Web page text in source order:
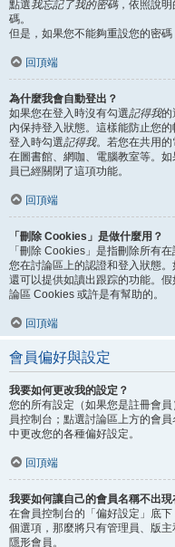
點選我忘記了我的密碼，依照說
碼。
但是，如果您不能夠重設您的密碼
回頂端
為什麼我會自動登出？
如果您在登入時沒有勾選記得我的
內保持登入狀態。這樣能防止您
登入時勾選記得我。若您在共用
在圖書館、網咖、電腦教室等。
員已經關閉了這項功能。
回頂端
「刪除 Cookies」是做什麼用？
「刪除 Cookies」是指刪除所有
您在討論區上的認證和登入狀態
還可以提供如讀出跟踪的功能。
論區 Cookies 或許是有幫助的。
回頂端
會員偏好與設定
我要如何更改我的設定？
您的所有設定（如果您是註冊會
員控制台；點選討論區上方的會
中更改您的各種偏好設定。
回頂端
我要如何讓自己的會員名稱不出
在會員控制台的「偏好設定」底下
個選項，那麼將只有管理員、版
隱形會員。